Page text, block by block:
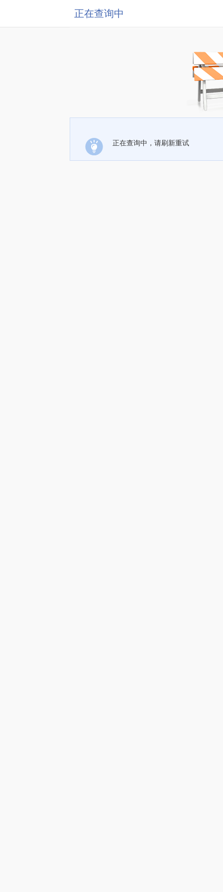
正在查询中
正在查询中，请刷新重试